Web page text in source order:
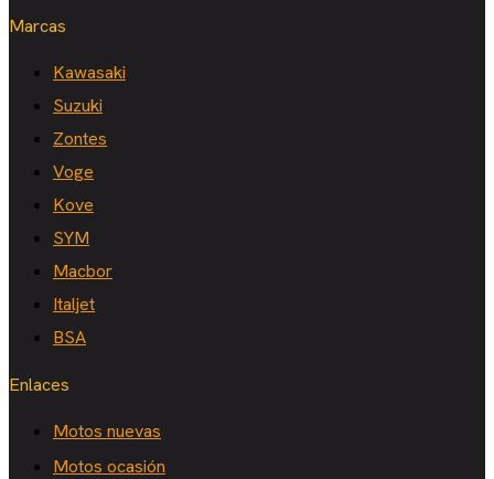
Marcas
Kawasaki
Suzuki
Zontes
Voge
Kove
SYM
Macbor
Italjet
BSA
Enlaces
Motos nuevas
Motos ocasión